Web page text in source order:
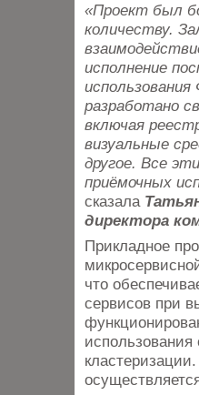
«Проект был
количеству.
исполнение
разработано
включая
визуальные
другое. Все
приёмочных
сказала
директора
Прикладное
что
сервисов при